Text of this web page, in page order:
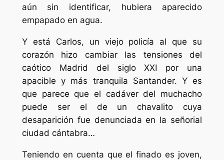
aún sin identificar, hubiera aparecido
empapado en agua.
Y está Carlos, un viejo policía al que su
corazón hizo cambiar las tensiones del
caótico Madrid del siglo XXI por una
apacible y más tranquila Santander. Y es
que parece que el cadáver del muchacho
puede ser el de un chavalito cuya
desaparición fue denunciada en la señorial
ciudad cántabra…
Teniendo en cuenta que el finado es joven,